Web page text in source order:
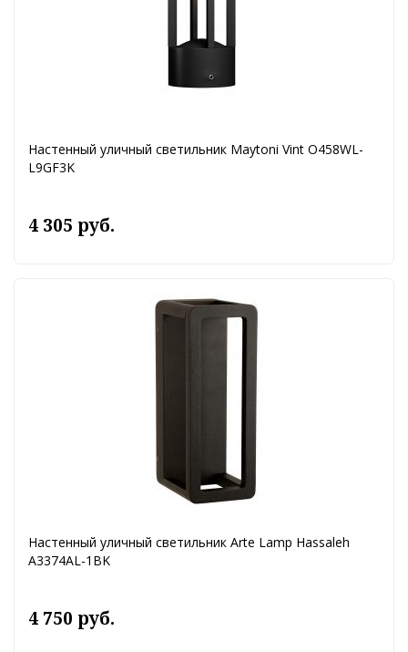
Настенный уличный светильник Maytoni Vint O458WL-
L9GF3K
4 305 руб.
Настенный уличный светильник Arte Lamp Hassaleh
A3374AL-1BK
4 750 руб.